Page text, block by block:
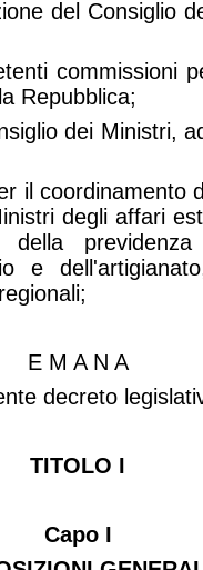
del Consiglio
commissioni
Repubblica;
dei Ministri,
il coordinamento
degli affari
previdenza
e
E M A N A
decreto
TITOLO I
Capo I